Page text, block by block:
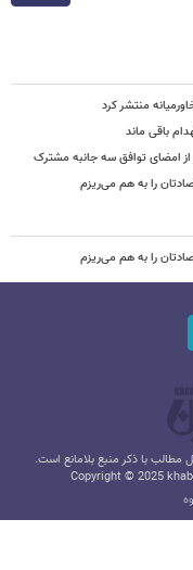
منتشر کرد
باقی ماند
امضای توافق سه جانبه مشترک
را به هم می‌ریزم
را به هم می‌ریزم
با ذکر منبع بلامانع است.
Copyright © 2025